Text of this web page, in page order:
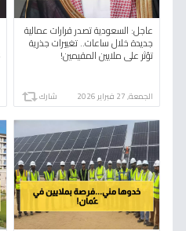
عاجل: السعودية تصدر قرارات عمالية
جديدة خلال ساعات.. تغييرات جذرية
تؤثر على ملايين المقيمين!
الجمعة, 27 فبراير 2026 شارك